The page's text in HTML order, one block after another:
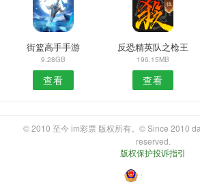
街篮高手手游
9.28GB
查看
反恐精英队之枪王
196.15MB
查看
© 2010 至今 im彩票 版权所有。© Since 2010
reserved.
版权保护投诉指引
・